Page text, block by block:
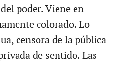
poder. Viene en
colorado. Lo
censora de la pública
de sentido. Las